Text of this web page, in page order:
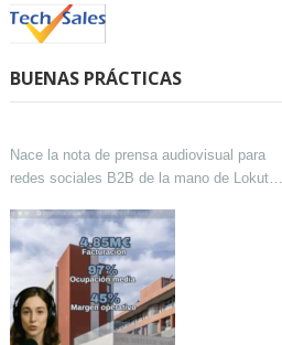
BUENAS PRÁCTICAS
Nace la nota de prensa audiovisual para
redes sociales B2B de la mano de Lokutor